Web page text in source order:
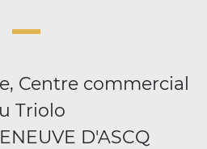
Centre commercial
Triolo
D'ASCQ